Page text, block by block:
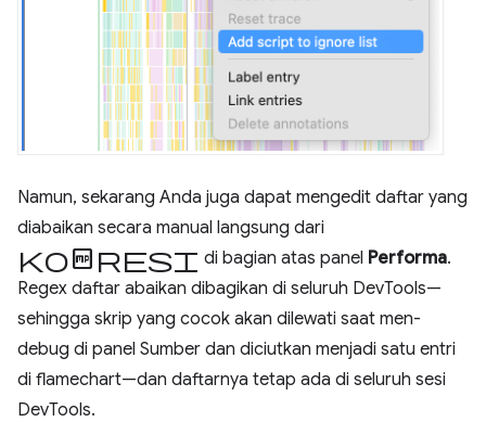
Namun, sekarang Anda juga dapat mengedit daftar yang
diabaikan secara manual langsung dari
kompresi di bagian atas panel Performa.
Regex daftar abaikan dibagikan di seluruh DevTools—
sehingga skrip yang cocok akan dilewati saat men-
debug di panel Sumber dan diciutkan menjadi satu entri
di flamechart—dan daftarnya tetap ada di seluruh sesi
DevTools.